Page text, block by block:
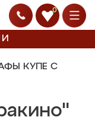
0
КУПЕ С